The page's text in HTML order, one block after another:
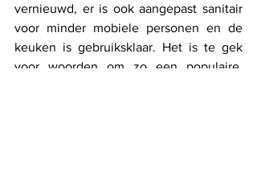
vernieuwd, er is ook aangepast sanitair
voor minder mobiele personen en de
keuken is gebruiksklaar. Het is te gek
voor woorden om zo een populaire,